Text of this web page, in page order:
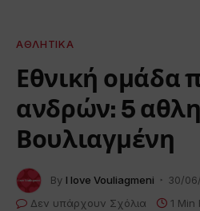
ΑΘΛΗΤΙΚΆ
Εθνική ομάδα
ανδρών: 5
Βουλιαγμένη
By I love Vouliagmeni
30/
Δεν υπάρχουν Σχόλια
1 Min